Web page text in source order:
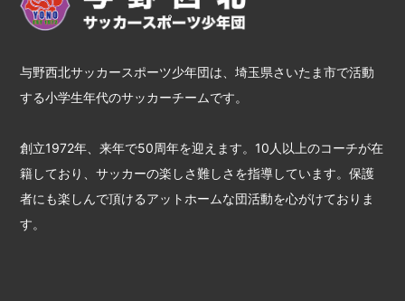
与野西北サッカースポーツ少年団は、埼玉県さいたま市で活動
する小学生年代のサッカーチームです。
創立1972年、来年で50周年を迎えます。10人以上のコーチが在
籍しており、サッカーの楽しさ難しさを指導しています。保護
者にも楽しんで頂けるアットホームな団活動を心がけておりま
す。